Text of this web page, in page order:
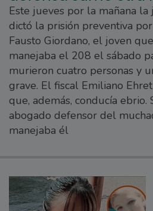
Este jueves por la mañana
dictó la prisión preventiva
Fausto Giordano, el joven
manejaba el 208 el sábado
murieron cuatro personas y
grave. El fiscal Emiliano
que, además, conducía ebrio.
abogado defensor del
manejaba él